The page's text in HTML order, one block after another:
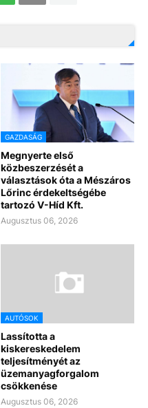
GAZDASÁG
Megnyerte első
közbeszerzését a
választások óta a Mészáros
Lőrinc érdekeltségébe
tartozó V-Híd Kft.
Augusztus 06, 2026
AUTÓSOK
Lassította a
kiskereskedelem
teljesítményét az
üzemanyagforgalom
csökkenése
Augusztus 06, 2026